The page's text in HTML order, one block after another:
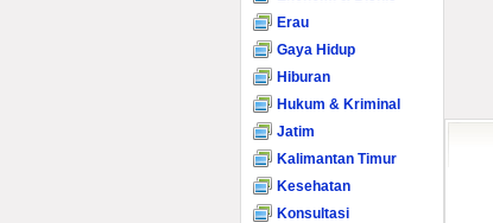
Erau
Gaya Hidup
Hiburan
Hukum & Kriminal
Jatim
Kalimantan Timur
Kesehatan
Konsultasi